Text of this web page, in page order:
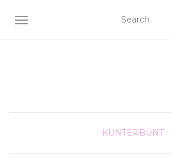
SCHALTE NAVIGATION
KUNTERBUNT